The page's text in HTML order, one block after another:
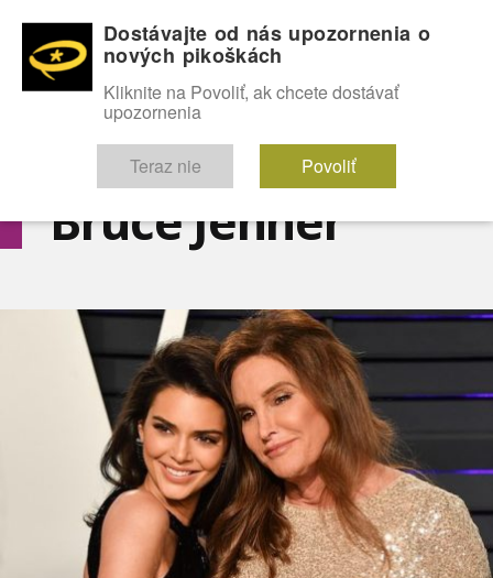
OMG! SEXICE
Bruce Jenner
Dostávajte od nás upozornenia o
nových pikoškách
Kliknite na Povoliť, ak chcete dostávať
upozornenia
Teraz nie Povoliť